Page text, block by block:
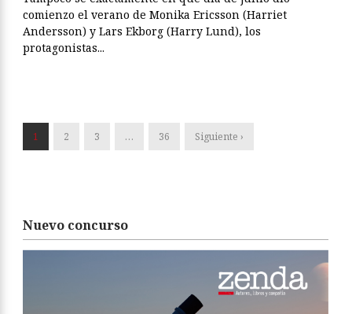
comienzo el verano de Monika Ericsson (Harriet
Andersson) y Lars Ekborg (Harry Lund), los
protagonistas...
1 2 3 … 36 Siguiente ›
Nuevo concurso